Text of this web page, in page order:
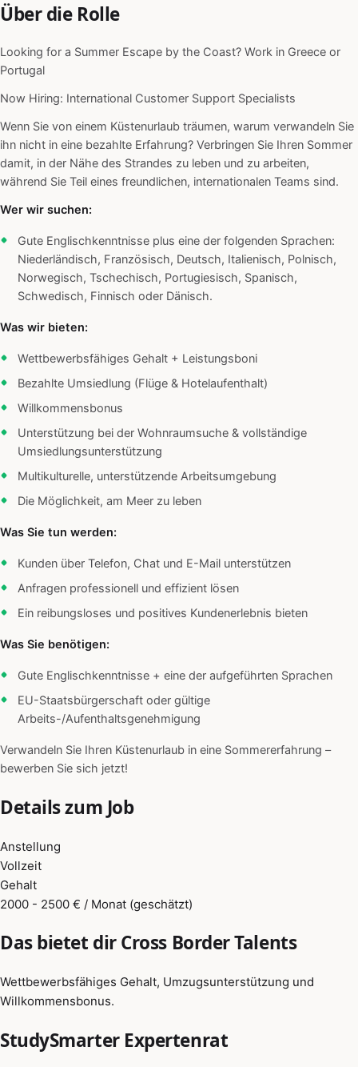
Über die Rolle
Looking for a Summer Escape by the Coast? Work in Greece or
Portugal
Now Hiring: International Customer Support Specialists
Wenn Sie von einem Küstenurlaub träumen, warum verwandeln Sie
ihn nicht in eine bezahlte Erfahrung? Verbringen Sie Ihren Sommer
damit, in der Nähe des Strandes zu leben und zu arbeiten,
während Sie Teil eines freundlichen, internationalen Teams sind.
Wer wir suchen:
Gute Englischkenntnisse plus eine der folgenden Sprachen:
Niederländisch, Französisch, Deutsch, Italienisch, Polnisch,
Norwegisch, Tschechisch, Portugiesisch, Spanisch,
Schwedisch, Finnisch oder Dänisch.
Was wir bieten:
Wettbewerbsfähiges Gehalt + Leistungsboni
Bezahlte Umsiedlung (Flüge & Hotelaufenthalt)
Willkommensbonus
Unterstützung bei der Wohnraumsuche & vollständige
Umsiedlungsunterstützung
Multikulturelle, unterstützende Arbeitsumgebung
Die Möglichkeit, am Meer zu leben
Was Sie tun werden:
Kunden über Telefon, Chat und E-Mail unterstützen
Anfragen professionell und effizient lösen
Ein reibungsloses und positives Kundenerlebnis bieten
Was Sie benötigen:
Gute Englischkenntnisse + eine der aufgeführten Sprachen
EU-Staatsbürgerschaft oder gültige
Arbeits-/Aufenthaltsgenehmigung
Verwandeln Sie Ihren Küstenurlaub in eine Sommererfahrung –
bewerben Sie sich jetzt!
Details zum Job
Anstellung
Vollzeit
Gehalt
2000 - 2500 € / Monat (geschätzt)
Das bietet dir Cross Border Talents
Wettbewerbsfähiges Gehalt, Umzugsunterstützung und
Willkommensbonus.
StudySmarter Expertenrat